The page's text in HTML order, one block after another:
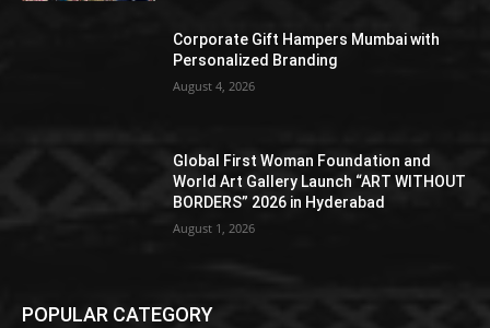
Corporate Gift Hampers Mumbai with
Personalized Branding
August 4, 2026
Global First Woman Foundation and
World Art Gallery Launch “ART WITHOUT
BORDERS” 2026 in Hyderabad
August 1, 2026
POPULAR CATEGORY